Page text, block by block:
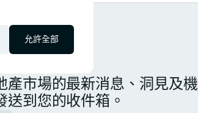
產市場的最新消息、洞見及機
送到您的收件箱。
允許全部